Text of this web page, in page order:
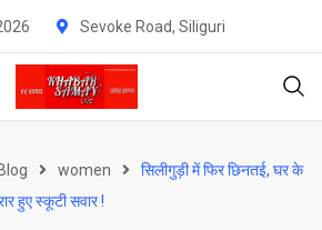
Sevoke Road, Siliguri
Blog women
सिलीगुड़ी में फिर छिनतई, घर के
हुए स्कूटी सवार !